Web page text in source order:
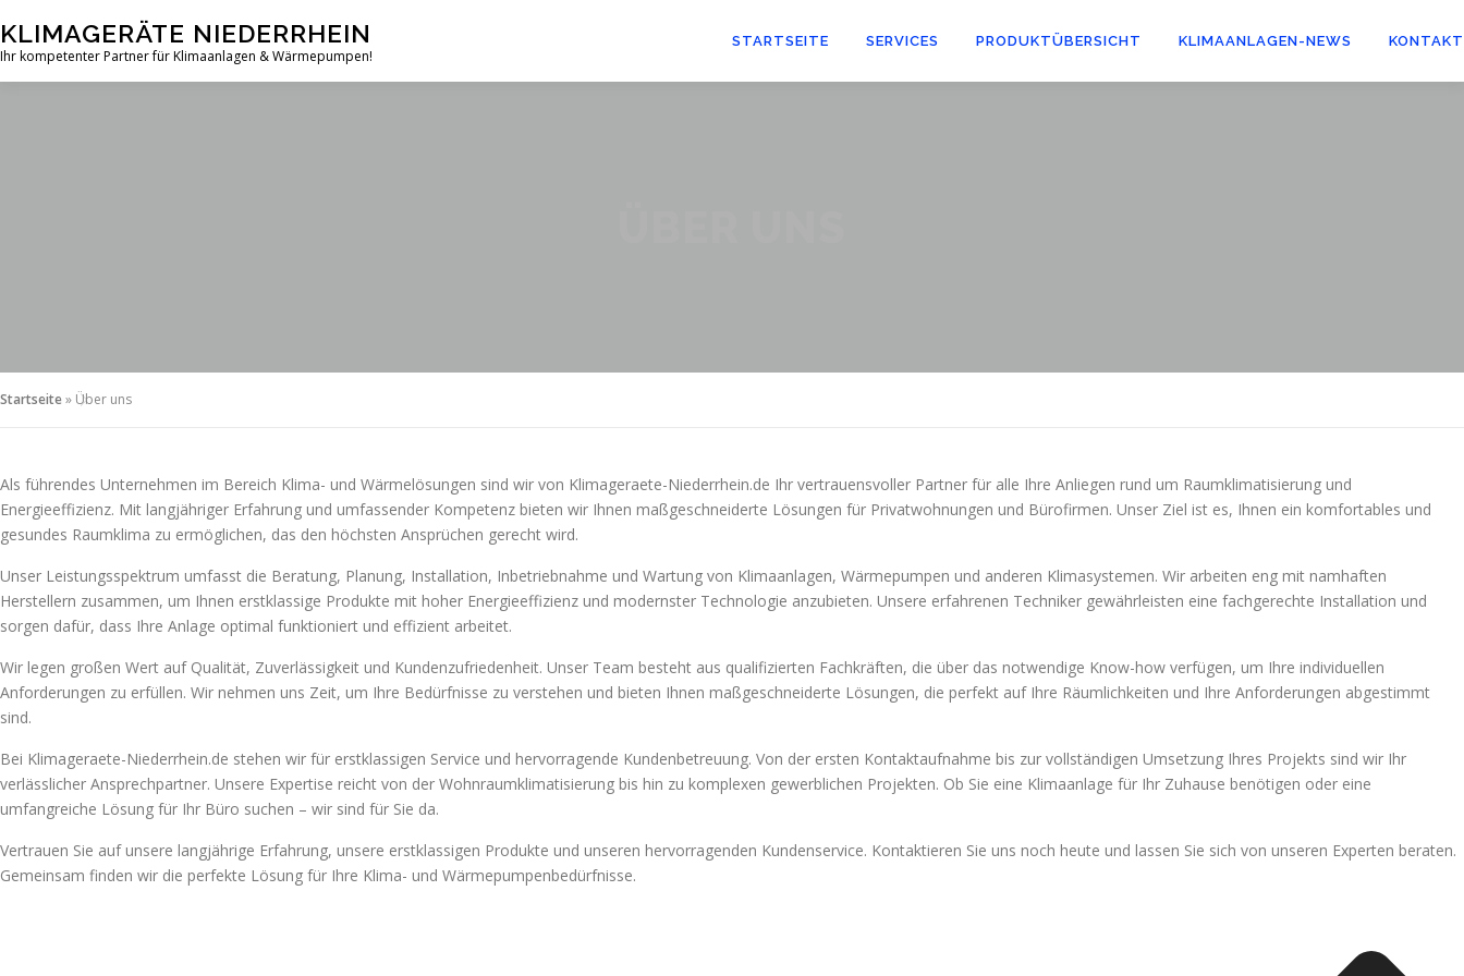
Inhalt
springen
KLIMAGERÄTE NIEDERRHEIN
Ihr kompetenter Partner für Klimaanlagen & Wärmepumpen!
STARTSEITE SERVICES PRODUKTÜBERSICHT KLIMAANLAGEN-NEWS KONTAKT
Startseite» Über uns
Als führendes Unternehmen im Bereich Klima- und Wärmelösungen sind wir von Klimageraete-Niederrhein.de Ihr vertrauensvoller Partner für alle Ihre Anliegen rund um Raumklimatisierung und
Energieeffizienz. Mit langjähriger Erfahrung und umfassender Kompetenz bieten wir Ihnen maßgeschneiderte Lösungen für Privatwohnungen und Bürofirmen. Unser Ziel ist es, Ihnen ein komfortables und
gesundes Raumklima zu ermöglichen, das den höchsten Ansprüchen gerecht wird.
Unser Leistungsspektrum umfasst die Beratung, Planung, Installation, Inbetriebnahme und Wartung von Klimaanlagen, Wärmepumpen und anderen Klimasystemen. Wir arbeiten eng mit namhaften
Herstellern zusammen, um Ihnen erstklassige Produkte mit hoher Energieeffizienz und modernster Technologie anzubieten. Unsere erfahrenen Techniker gewährleisten eine fachgerechte Installation und
sorgen dafür, dass Ihre Anlage optimal funktioniert und effizient arbeitet.
Wir legen großen Wert auf Qualität, Zuverlässigkeit und Kundenzufriedenheit. Unser Team besteht aus qualifizierten Fachkräften, die über das notwendige Know-how verfügen, um Ihre individuellen
Anforderungen zu erfüllen. Wir nehmen uns Zeit, um Ihre Bedürfnisse zu verstehen und bieten Ihnen maßgeschneiderte Lösungen, die perfekt auf Ihre Räumlichkeiten und Ihre Anforderungen abgestimmt
sind.
Bei Klimageraete-Niederrhein.de stehen wir für erstklassigen Service und hervorragende Kundenbetreuung. Von der ersten Kontaktaufnahme bis zur vollständigen Umsetzung Ihres Projekts sind wir Ihr
verlässlicher Ansprechpartner. Unsere Expertise reicht von der Wohnraumklimatisierung bis hin zu komplexen gewerblichen Projekten. Ob Sie eine Klimaanlage für Ihr Zuhause benötigen oder eine
umfangreiche Lösung für Ihr Büro suchen – wir sind für Sie da.
Vertrauen Sie auf unsere langjährige Erfahrung, unsere erstklassigen Produkte und unseren hervorragenden Kundenservice. Kontaktieren Sie uns noch heute und lassen Sie sich von unseren Experten beraten.
Gemeinsam finden wir die perfekte Lösung für Ihre Klima- und Wärmepumpenbedürfnisse.